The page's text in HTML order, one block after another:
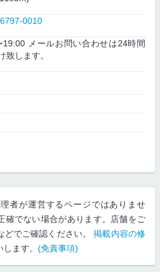
0010
19:00 メールお問い合わせは24時間
致します。
者が運営するページではありませ
確でない場合があります。店舗をご
どでご確認ください。掲載内容の修
ます。 (免責事項)